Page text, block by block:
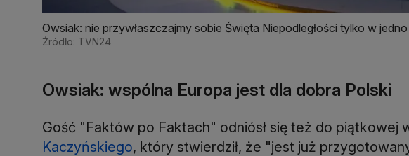
Owsiak: nie przywłaszczajmy sobie Święta Niepodległości tylko w
Źródło: TVN24
Owsiak: wspólna Europa jest dla dobra Polski
Gość "Faktów po Faktach" odniósł się też do piątkowej
Kaczyńskiego, który stwierdził, że "jest już